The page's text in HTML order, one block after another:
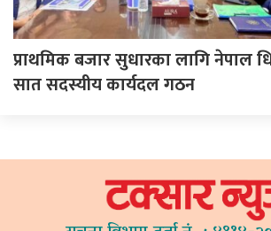
प्राथमिक बजार सुधारका लागि नेपाल
सात सदस्यीय कार्यदल गठन